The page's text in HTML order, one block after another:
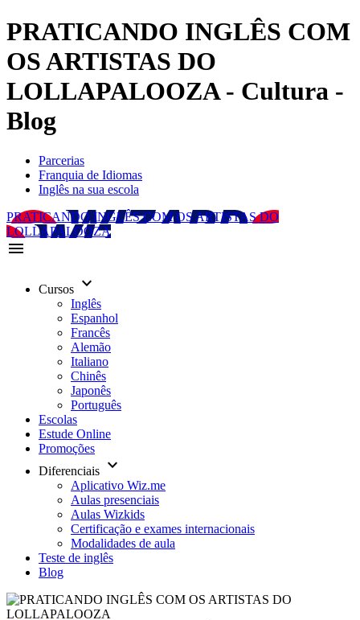
PRATICANDO INGLÊS COM
OS ARTISTAS DO
LOLLAPALOOZA - Cultura -
Blog
Parcerias
Franquia de Idiomas
Inglês na sua escola
PRATICANDO INGLÊS COM OS ARTISTAS DO
LOLLAPALOOZA
menu
Cursos keyboard_arrow_down
Inglês
Espanhol
Francês
Alemão
Italiano
Chinês
Japonês
Português
Escolas
Estude Online
Promoções
Diferenciais keyboard_arrow_down
Aplicativo Wiz.me
Aulas presenciais
Aulas Wizkids
Certificação e exames internacionais
Modalidades de aula
Teste de inglês
Blog